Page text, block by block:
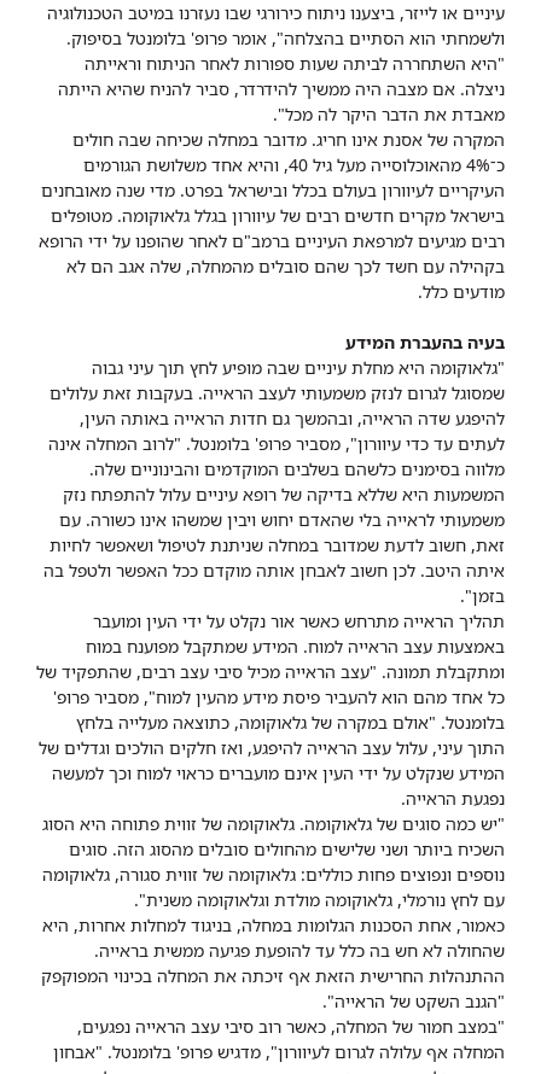
עיניים או לייזר, ביצענו ניתוח כירורגי שבו נעזרנו במיטב הטכנולוגיה
ולשמחתי הוא הסתיים בהצלחה", אומר פרופ' בלומנטל בסיפוק.
"היא השתחררה לביתה שעות ספורות לאחר הניתוח וראייתה
ניצלה. אם מצבה היה ממשיך להידרדר, סביר להניח שהיא הייתה
מאבדת את הדבר היקר לה מכל".
המקרה של אסנת אינו חריג. מדובר במחלה שכיחה שבה חולים
כ־4% מהאוכלוסייה מעל גיל 40, והיא אחד משלושת הגורמים
העיקריים לעיוורון בעולם בכלל ובישראל בפרט. מדי שנה מאובחנים
בישראל מקרים חדשים רבים של עיוורון בגלל גלאוקומה. מטופלים
רבים מגיעים למרפאת העיניים ברמב"ם לאחר שהופנו על ידי הרופא
בקהילה עם חשד לכך שהם סובלים מהמחלה, שלה אגב הם לא
מודעים כלל.
בעיה בהעברת המידע
"גלאוקומה היא מחלת עיניים שבה מופיע לחץ תוך עיני גבוה
שמסוגל לגרום לנזק משמעותי לעצב הראייה. בעקבות זאת עלולים
להיפגע שדה הראייה, ובהמשך גם חדות הראייה באותה העין,
לעתים עד כדי עיוורון", מסביר פרופ' בלומנטל. "לרוב המחלה אינה
מלווה בסימנים כלשהם בשלבים המוקדמים והבינוניים שלה.
המשמעות היא שללא בדיקה של רופא עיניים עלול להתפתח נזק
משמעותי לראייה בלי שהאדם יחוש ויבין שמשהו אינו כשורה. עם
זאת, חשוב לדעת שמדובר במחלה שניתנת לטיפול ושאפשר לחיות
איתה היטב. לכן חשוב לאבחן אותה מוקדם ככל האפשר ולטפל בה
בזמן".
תהליך הראייה מתרחש כאשר אור נקלט על ידי העין ומועבר
באמצעות עצב הראייה למוח. המידע שמתקבל מפוענח במוח
ומתקבלת תמונה. "עצב הראייה מכיל סיבי עצב רבים, שהתפקיד של
כל אחד מהם הוא להעביר פיסת מידע מהעין למוח", מסביר פרופ'
בלומנטל. "אולם במקרה של גלאוקומה, כתוצאה מעלייה בלחץ
התוך עיני, עלול עצב הראייה להיפגע, ואז חלקים הולכים וגדלים של
המידע שנקלט על ידי העין אינם מועברים כראוי למוח וכך למעשה
נפגעת הראייה.
"יש כמה סוגים של גלאוקומה. גלאוקומה של זווית פתוחה היא הסוג
השכיח ביותר ושני שלישים מהחולים סובלים מהסוג הזה. סוגים
נוספים ונפוצים פחות כוללים: גלאוקומה של זווית סגורה, גלאוקומה
עם לחץ נורמלי, גלאוקומה מולדת וגלאוקומה משנית".
כאמור, אחת הסכנות הגלומות במחלה, בניגוד למחלות אחרות, היא
שהחולה לא חש בה כלל עד להופעת פגיעה ממשית בראייה.
ההתנהלות החרישית הזאת אף זיכתה את המחלה בכינוי המפוקפק
"הגנב השקט של הראייה".
"במצב חמור של המחלה, כאשר רוב סיבי עצב הראייה נפגעים,
המחלה אף עלולה לגרום לעיוורון", מדגיש פרופ' בלומנטל. "אבחון